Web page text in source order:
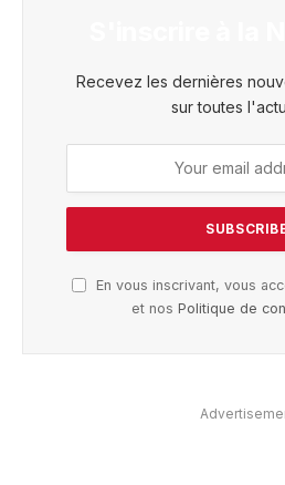
Recevez les dernières
sur toutes
En vous inscrivant, vous
et nos Politique de